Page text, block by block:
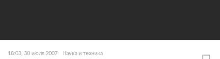
18:03, 30 июля 2007 Наука и техника